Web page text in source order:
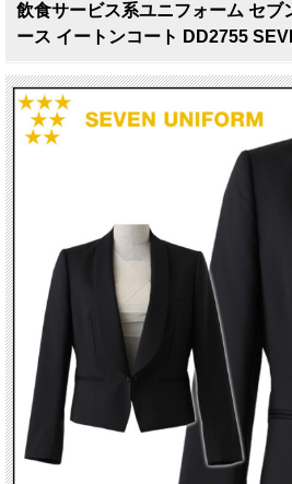
飲食サービス系ユニフォーム セブ
ース イートンコート DD2755